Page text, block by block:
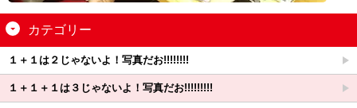
カテゴリー
１＋１は２じゃないよ！写真だお!!!!!!!!
１＋１＋１は３じゃないよ！写真だお!!!!!!!!!